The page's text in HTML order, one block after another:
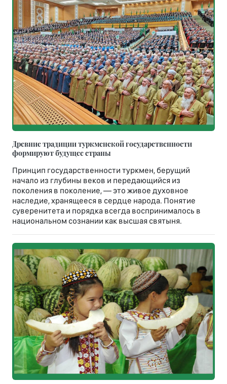
Древние традиции туркменской государственности
формируют будущее страны
Принцип государственности туркмен, берущий
начало из глубины веков и передающийся из
поколения в поколение, — это живое духовное
наследие, хранящееся в сердце народа. Понятие
суверенитета и порядка всегда воспринималось в
национальном сознании как высшая святыня.